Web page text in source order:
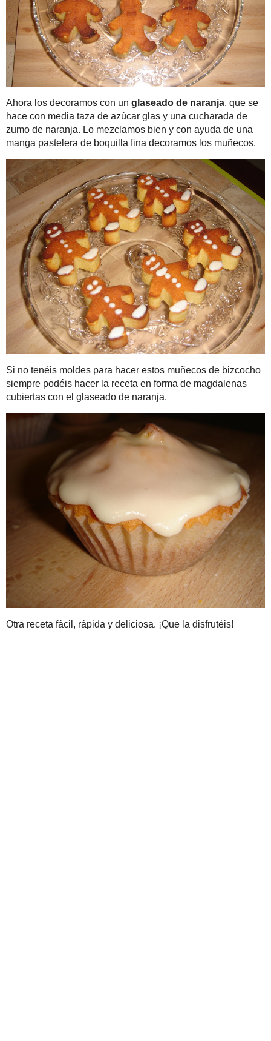
Después
botones y las pajaritas
Ahora los
cucharada de zumo
decoramos los
septiembre(1)
agosto (1)
julio(4)
junio(4)
mayo
(5)
abril (3)
febrero(8)
enero(7)
►2009(38)
Mis favoritos
* macarena gea *
... ♥ Nina Designs + Parties
A TRENDY LIFE
Blogdecine
Call me cupcake!
Crucigramas y Café
Cupcakes and cashmere
DE LUNARES Y
NARANJAS
Devil wears Zara
El Rincón de Bea
Food and Cook by
trotamundos
inside am-lul's closet
JE SUIS COQUETTE
La Receta de la Felicidad
lilaygris
Mi dulce tentación
my daily style
Objetivo: Cupcake
Perfecto.
Sprinkle Bakes
Sweet Designs: A Blog by
Amy Atlas
Tendre et coquette
The Breakfast Lover
What Katie Ate